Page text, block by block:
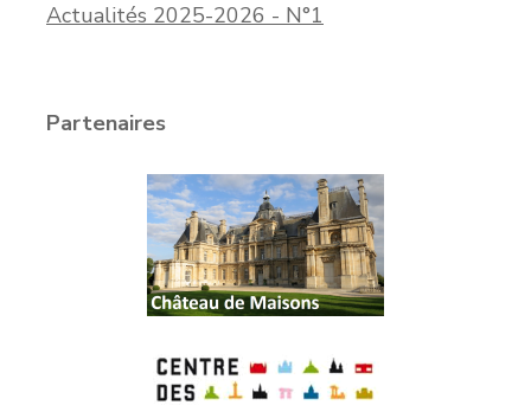
Actualités 2025-2026 - N°1
Partenaires